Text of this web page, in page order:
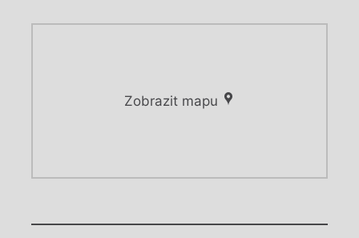
Zobrazit mapu
Chviličku.